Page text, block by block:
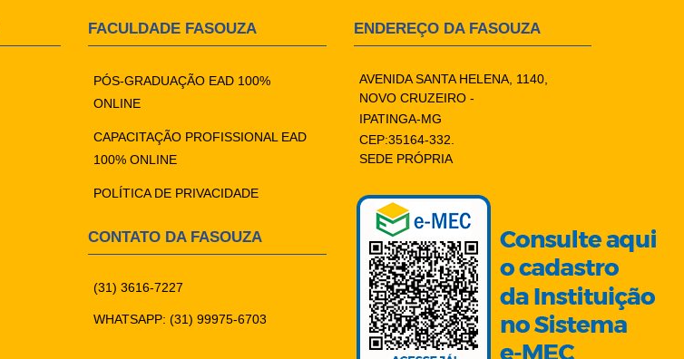
FACULDADE FASOUZA
PÓS-GRADUAÇÃO EAD 100%
ONLINE
CAPACITAÇÃO PROFISSIONAL EAD
100% ONLINE
POLÍTICA DE PRIVACIDADE
CONTATO DA FASOUZA
(31) 3616-7227
WHATSAPP: (31) 99975-6703
ENDEREÇO DA FASOUZA
AVENIDA SANTA HELENA, 1140,
NOVO CRUZEIRO -
IPATINGA-MG
CEP:35164-332.
SEDE PRÓPRIA